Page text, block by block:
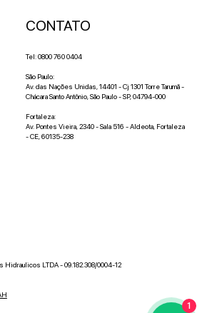
CONTATO
Tel: 0800 760 0404
São Paulo:
Av. das Nações Unidas, 14401 - Cj 1301 Torre Tarumã -
Chácara Santo Antônio, São Paulo - SP, 04794-000
Fortaleza:
Av. Pontes Vieira, 2340 - Sala 516 - Aldeota, Fortaleza
- CE, 60135-238
Hidraulicos LTDA - 09.182.308/0004-12
1